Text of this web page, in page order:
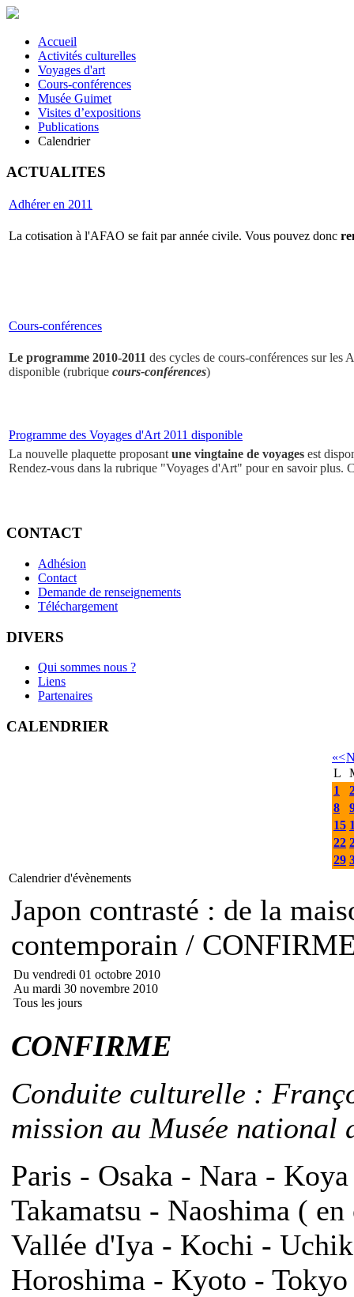
Accueil
Activités culturelles
Voyages d'art
Cours-conférences
Musée Guimet
Visites d’expositions
Publications
Calendrier
ACTUALITES
Adhérer en 2011
La cotisation à l'AFAO se fait par année civile. Vous pouvez donc
Cours-conférences
Le programme 2010-2011 des cycles de cours-conférences sur
disponible (rubrique cours-conférences)
Programme des Voyages d'Art 2011 disponible
La nouvelle plaquette proposantune vingtaine de voyages est
Rendez-vous dans la rubrique "Voyages d'Art" pour en savoir plus.
CONTACT
Adhésion
Contact
Demande de renseignements
Téléchargement
DIVERS
Qui sommes nous ?
Liens
Partenaires
CALENDRIER
«<
L
1
8
15
22
29
Calendrier d'évènements
Japon contrasté : de la
contemporain /
Du vendredi 01 octobre 2010
Au mardi 30 novembre 2010
Tous les jours
CONFIRME
Conduite culturelle :
mission au Musée national
Paris - Osaka - Nara -
Takamatsu - Naoshima (
Vallée d'Iya - Kochi -
Horoshima - Kyoto -